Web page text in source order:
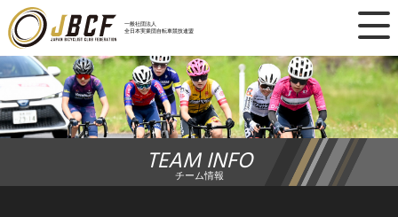
一般社団法人
全日本実業団自転車競技連盟
×
ニュース
レース日程
ランキング
TEAM INFO
チーム情報